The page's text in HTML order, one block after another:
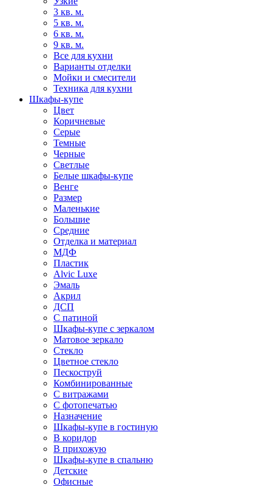
3 кв. м.
5 кв. м.
6 кв. м.
9 кв. м.
Все для кухни
Варианты отделки
Мойки и смесители
Техника для кухни
Шкафы-купе
Цвет
Коричневые
Серые
Темные
Черные
Светлые
Белые шкафы-купе
Венге
Размер
Маленькие
Большие
Средние
Отделка и материал
МДФ
Пластик
Alvic Luxe
Эмаль
Акрил
ДСП
С патиной
Шкафы-купе с зеркалом
Матовое зеркало
Стекло
Цветное стекло
Пескоструй
Комбинированные
С витражами
С фотопечатью
Назначение
Шкафы-купе в гостиную
В коридор
В прихожую
Шкафы-купе в спальню
Детские
Офисные